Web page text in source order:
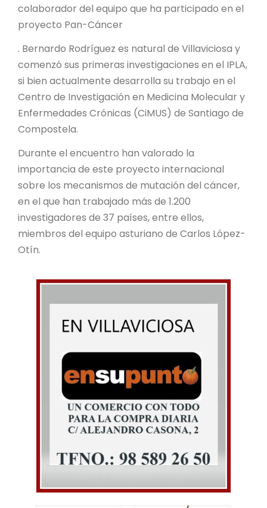
colaborador del equipo que ha participado en el
proyecto Pan-Cáncer
. Bernardo Rodríguez es natural de Villaviciosa y
comenzó sus primeras investigaciones en el IPLA,
si bien actualmente desarrolla su trabajo en el
Centro de Investigación en Medicina Molecular y
Enfermedades Crónicas (CiMUS) de Santiago de
Compostela.
Durante el encuentro han valorado la
importancia de este proyecto internacional
sobre los mecanismos de mutación del cáncer,
en el que han trabajado más de 1.200
investigadores de 37 países, entre ellos,
miembros del equipo asturiano de Carlos López-
Otín.